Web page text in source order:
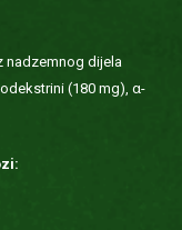
nadzemnog dijela
(180 mg), α-